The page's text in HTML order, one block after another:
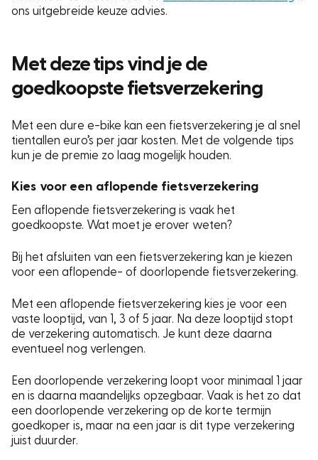
ons uitgebreide keuze advies.
Met deze tips vind je de
goedkoopste fietsverzekering
Met een dure e-bike kan een fietsverzekering je al snel
tientallen euro’s per jaar kosten. Met de volgende tips
kun je de premie zo laag mogelijk houden.
Kies voor een aflopende fietsverzekering
Een aflopende fietsverzekering is vaak het
goedkoopste. Wat moet je erover weten?
Bij het afsluiten van een fietsverzekering kan je kiezen
voor een aflopende- of doorlopende fietsverzekering.
Met een aflopende fietsverzekering kies je voor een
vaste looptijd, van 1, 3 of 5 jaar. Na deze looptijd stopt
de verzekering automatisch. Je kunt deze daarna
eventueel nog verlengen.
Een doorlopende verzekering loopt voor minimaal 1 jaar
en is daarna maandelijks opzegbaar. Vaak is het zo dat
een doorlopende verzekering op de korte termijn
goedkoper is, maar na een jaar is dit type verzekering
juist duurder.